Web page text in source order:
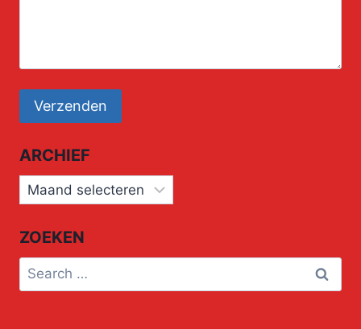
ARCHIEF
Archief
ZOEKEN
Search
for: